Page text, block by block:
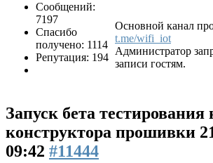
Сообщений:
7197
Спасибо
получено: 1114
Репутация: 194
Основной канал
t.me/wifi_iot
Администратор
записи гостям.
Запуск бета тестирования
конструктора прошивки
09:42 #11444